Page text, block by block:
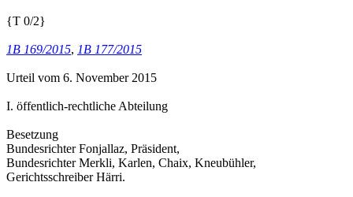
{T 0/2}
1B 169/2015, 1B 177/2015
Urteil vom 6. November 2015
I. öffentlich-rechtliche Abteilung
Besetzung
Bundesrichter Fonjallaz, Präsident,
Bundesrichter Merkli, Karlen, Chaix, Kneubühler,
Gerichtsschreiber Härri.